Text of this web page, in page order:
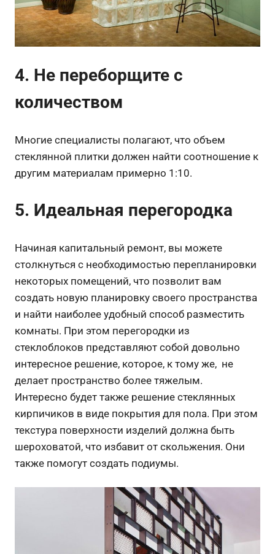
4. Не переборщите с
количеством
Многие специалисты полагают, что объем
стеклянной плитки должен найти соотношение к
другим материалам примерно 1:10.
5. Идеальная перегородка
Начиная капитальный ремонт, вы можете
столкнуться с необходимостью перепланировки
некоторых помещений, что позволит вам
создать новую планировку своего пространства
и найти наиболее удобный способ разместить
комнаты. При этом перегородки из
стеклоблоков представляют собой довольно
интересное решение, которое, к тому же, не
делает пространство более тяжелым.
Интересно будет также решение стеклянных
кирпичиков в виде покрытия для пола. При этом
текстура поверхности изделий должна быть
шероховатой, что избавит от скольжения. Они
также помогут создать подиумы.